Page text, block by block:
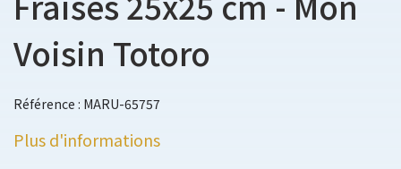
Voisin Totoro
Référence : MARU-65757
Plus d'informations